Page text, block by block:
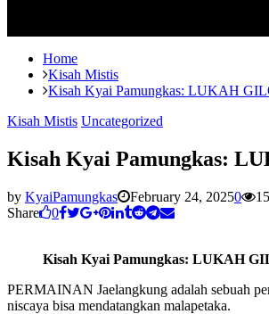
Home
Kisah Mistis
Kisah Kyai Pamungkas: LUKAH
Kisah Mistis Uncategorized
Kisah Kyai Pamungkas:
by KyaiPamungkas February 24, 20250
Share
0
Kisah Kyai Pamungkas: LUKAH
PERMAINAN Jaelangkung adalah sebuah
niscaya bisa mendatangkan malapetaka.